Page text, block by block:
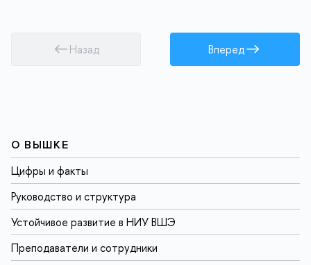
Назад Вперед
О ВЫШКЕ
Цифры и факты
Руководство и структура
Устойчивое развитие в НИУ ВШЭ
Преподаватели и сотрудники